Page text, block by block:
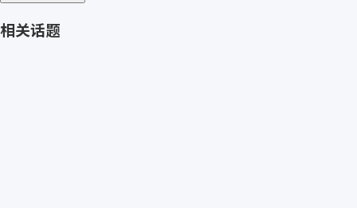
相关话题